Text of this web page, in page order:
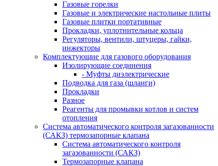
Газовые горелки
Газовые и электрические настольные плиты
Газовые плитки портативные
Прокладки, уплотнительные кольца
Регуляторы, вентили, штуцеры, гайки,
инжекторы
Комплектующие для газового оборудования
Изолирующие соединения
- Муфты диэлектрические
Подводка для газа (шланги)
Прокладки
Разное
Реагенты для промывки котлов и систем
отопления
Система автоматического контроля загазованности
(САКЗ) термозапорные клапана
Система автоматического контроля
загазованности (САКЗ)
Термозапорные клапана